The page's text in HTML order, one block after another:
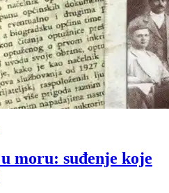
moru: suđenje koje